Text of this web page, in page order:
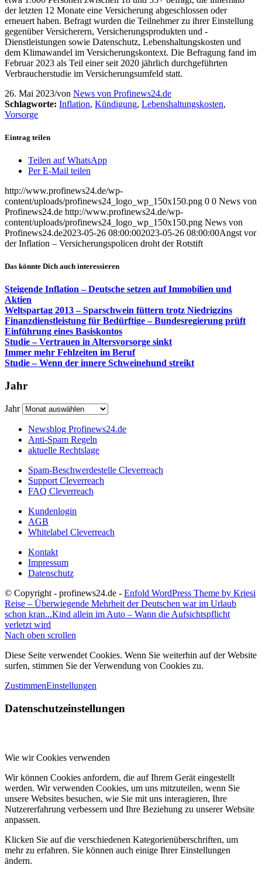
der letzten 12 Monate eine Versicherung abgeschlossen oder
erneuert haben. Befragt wurden die Teilnehmer zu ihrer Einstellung
gegenüber Versicherern, Versicherungsprodukten und -
Dienstleistungen sowie Datenschutz, Lebenshaltungskosten und
dem Klimawandel im Versicherungskontext. Die Befragung fand im
Februar 2023 als Teil einer seit 2020 jährlich durchgeführten
Verbraucherstudie im Versicherungsumfeld statt.
26. Mai 2023/von News von Profinews24.de
Schlagworte: Inflation, Kündigung, Lebenshaltungskosten,
Vorsorge
Eintrag teilen
Teilen auf WhatsApp
Per E-Mail teilen
http://www.profinews24.de/wp-
content/uploads/profinews24_logo_wp_150x150.png 0 0 News von
Profinews24.de http://www.profinews24.de/wp-
content/uploads/profinews24_logo_wp_150x150.png News von
Profinews24.de2023-05-26 08:00:002023-05-26 08:00:00Angst vor
der Inflation – Versicherungspolicen droht der Rotstift
Das könnte Dich auch interessieren
Steigende Inflation – Deutsche setzen auf Immobilien und
Aktien
Weltspartag 2013 – Sparschwein füttern trotz Niedrigzins
Finanzdienstleistung für Bedürftige – Bundesregierung prüft
Einführung eines Basiskontos
Studie – Vertrauen in Altersvorsorge sinkt
Immer mehr Fehlzeiten im Beruf
Studie – Wenn der innere Schweinehund streikt
Jahr
Jahr
Newsblog Profinews24.de
Anti-Spam Regeln
aktuelle Rechtslage
Spam-Beschwerdestelle Cleverreach
Support Cleverreach
FAQ Cleverreach
Kundenlogin
AGB
Whitelabel Cleverreach
Kontakt
Impressum
Datenschutz
© Copyright - profinews24.de - Enfold WordPress Theme by Kriesi
Reise – Überwiegende Mehrheit der Deutschen war im Urlaub
schon kran...Kind allein im Auto – Wann die Aufsichtspflicht
verletzt wird
Nach oben scrollen
Diese Seite verwendet Cookies. Wenn Sie weiterhin auf der Website
surfen, stimmen Sie der Verwendung von Cookies zu.
ZustimmenEinstellungen
Datenschutzeinstellungen
Wie wir Cookies verwenden
Wir können Cookies anfordern, die auf Ihrem Gerät eingestellt
werden. Wir verwenden Cookies, um uns mitzuteilen, wenn Sie
unsere Websites besuchen, wie Sie mit uns interagieren, Ihre
Nutzererfahrung verbessern und Ihre Beziehung zu unserer Website
anpassen.
Klicken Sie auf die verschiedenen Kategorienüberschriften, um
mehr zu erfahren. Sie können auch einige Ihrer Einstellungen
ändern.